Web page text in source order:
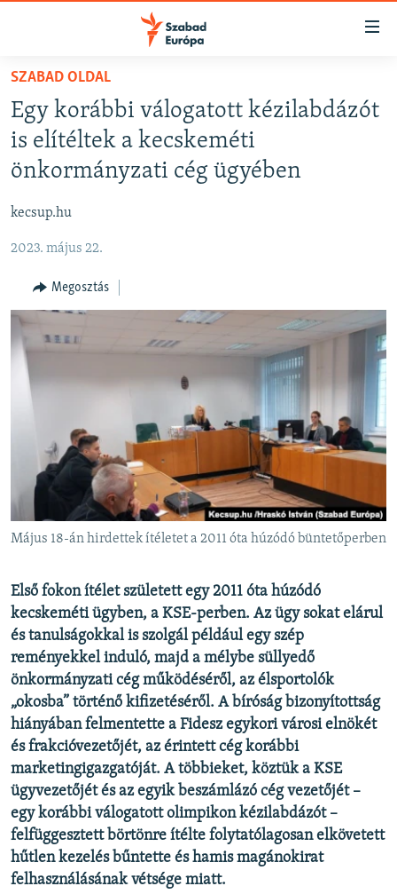
Akadálymentes
Ugrás
fő
oldalra
Ugrás
tartalomjegyzékre
NAPIRENDEN
AKTUÁLIS
PODCASTOK
ELEMZŐ
NER15
SZABADON
TÁRSADALOM
DEMOKRÁCIA
A PÉNZ NYOMÁBAN
VILÁG
KLÍMAVÁLTOZÁS
A MÚLT TANULSÁGAI
Valamennyi RFE/RL weboldal
SZABAD OLDAL
Egy korábbi válogatott kézilabdázót
is elítéltek a kecskeméti
önkormányzati cég ügyében
kecsup.hu
2023. május 22.
Megosztás
Május 18-án hirdettek ítéletet a 2011 óta húzódó büntetőperben
Első fokon ítélet született egy 2011 óta húzódó
kecskeméti ügyben, a KSE-perben. Az ügy sokat elárul
és tanulságokkal is szolgál például egy szép
reményekkel induló, majd a mélybe süllyedő
önkormányzati cég működéséről, az élsportolók
„okosba” történő kifizetéséről. A bíróság bizonyítottság
hiányában felmentette a Fidesz egykori városi elnökét
és frakcióvezetőjét, az érintett cég korábbi
marketingigazgatóját. A többieket, köztük a KSE
ügyvezetőjét és az egyik beszámlázó cég vezetőjét –
egy korábbi válogatott olimpikon kézilabdázót –
felfüggesztett börtönre ítélte folytatólagosan elkövetett
hűtlen kezelés bűntette és hamis magánokirat
felhasználásának vétsége miatt.
FELIRATKOZÁS